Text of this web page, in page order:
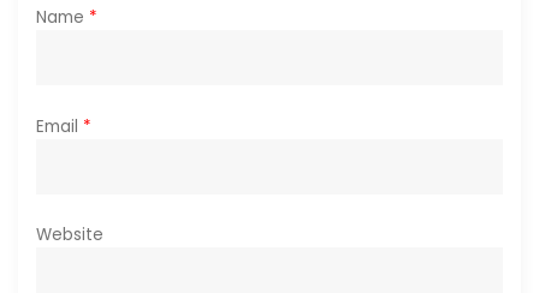
Name *
Email *
Website